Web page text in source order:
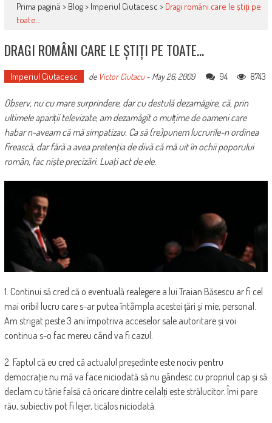
Prima pagină > Blog> Imperiul Ciutacesc > Dragi români care le știți pe
toate…
DRAGI ROMÂNI CARE LE ȘTIȚI PE TOATE…
Imperiul Ciutacesc de Victor Ciutacu- May 26, 2009 94 8743
Observ, nu cu mare surprindere, dar cu destulă dezamăgire, că, prin
ultimele apariții televizate, am dezamăgit o mulțime de oameni care
habar n-aveam că mă simpatizau. Ca să (re)punem lucrurile-n ordinea
firească, dar fără a avea pretenţia de divă că mă uit în ochii poporului
român, fac niște precizări. Luaţi act de ele.
1. Continui să cred că o eventuală realegere a lui Traian Băsescu ar fi cel
mai oribil lucru care s-ar putea întâmpla acestei țări și mie, personal.
Am strigat peste 3 ani împotriva acceselor sale autoritare și voi
continua s-o fac mereu când va fi cazul.
2. Faptul că eu cred că actualul președinte este nociv pentru
democraţie nu mă va face niciodată să nu gândesc cu propriul cap și să
declam cu tărie falsă că oricare dintre ceilalți este strălucitor. Îmi pare
rău, subiectiv pot fi lejer, ticălos niciodată.